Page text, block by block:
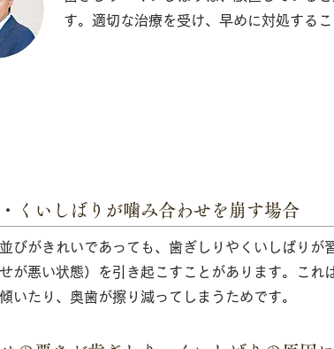
す。適切な治療を受け、早めに対処するこ
くいしばりが噛み合わせを崩す場合
びがきれいであっても、歯ぎしりやくいしばり
せが悪い状態）を引き起こすことがあります。こ
いたり、奥歯が擦り減ってしまうためです。